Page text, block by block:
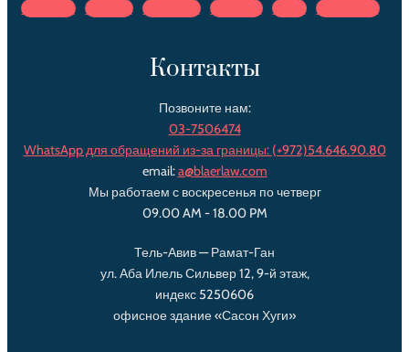
Facebook Youtube Instagram Telegram Tiktok Newspaper
Контакты
Позвоните нам:
03-7506474
WhatsApp для обращений из-за границы: (+972)54.646.90.80‌
email:a@blaerlaw.com
Мы работаем с воскресенья по четверг
09.00 AM - 18.00 PM
Тель-Авив — Рамат-Ган
ул. Аба Илель Сильвер 12, 9-й этаж,
индекс 5250606
офисное здание «Сасон Хуги»